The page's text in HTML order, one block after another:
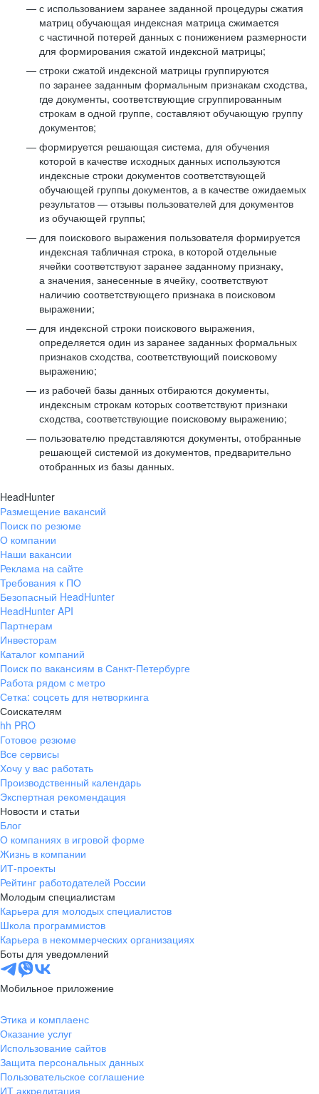
с использованием заранее заданной процедуры сжатия
матриц обучающая индексная матрица сжимается
с частичной потерей данных с понижением размерности
для формирования сжатой индексной матрицы;
строки сжатой индексной матрицы группируются
по заранее заданным формальным признакам сходства,
где документы, соответствующие сгруппированным
строкам в одной группе, составляют обучающую группу
документов;
формируется решающая система, для обучения
которой в качестве исходных данных используются
индексные строки документов соответствующей
обучающей группы документов, а в качестве ожидаемых
результатов — отзывы пользователей для документов
из обучающей группы;
для поискового выражения пользователя формируется
индексная табличная строка, в которой отдельные
ячейки соответствуют заранее заданному признаку,
а значения, занесенные в ячейку, соответствуют
наличию соответствующего признака в поисковом
выражении;
для индексной строки поискового выражения,
определяется один из заранее заданных формальных
признаков сходства, соответствующий поисковому
выражению;
из рабочей базы данных отбираются документы,
индексным строкам которых соответствуют признаки
сходства, соответствующие поисковому выражению;
пользователю представляются документы, отобранные
решающей системой из документов, предварительно
отобранных из базы данных.
HeadHunter
Размещение вакансий
Поиск по резюме
О компании
Наши вакансии
Реклама на сайте
Требования к ПО
Безопасный HeadHunter
HeadHunter API
Партнерам
Инвесторам
Каталог компаний
Поиск по вакансиям в Санкт-Петербурге
Работа рядом с метро
Сетка: соцсеть для нетворкинга
Соискателям
hh PRO
Готовое резюме
Все сервисы
Хочу у вас работать
Производственный календарь
Экспертная рекомендация
Новости и статьи
Блог
О компаниях в игровой форме
Жизнь в компании
ИТ-проекты
Рейтинг работодателей России
Молодым специалистам
Карьера для молодых специалистов
Школа программистов
Карьера в некоммерческих организациях
Боты для уведомлений
Мобильное приложение
Этика и комплаенс
Оказание услуг
Использование сайтов
Защита персональных данных
Пользовательское соглашение
ИТ аккредитация